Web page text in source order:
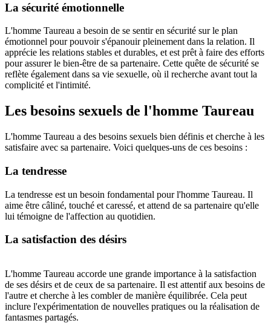
La sécurité émotionnelle
L'homme Taureau a besoin de se sentir en sécurité sur le plan
émotionnel pour pouvoir s'épanouir pleinement dans la relation. Il
apprécie les relations stables et durables, et est prêt à faire des efforts
pour assurer le bien-être de sa partenaire. Cette quête de sécurité se
reflète également dans sa vie sexuelle, où il recherche avant tout la
complicité et l'intimité.
Les besoins sexuels de l'homme Taureau
L'homme Taureau a des besoins sexuels bien définis et cherche à les
satisfaire avec sa partenaire. Voici quelques-uns de ces besoins :
La tendresse
La tendresse est un besoin fondamental pour l'homme Taureau. Il
aime être câliné, touché et caressé, et attend de sa partenaire qu'elle
lui témoigne de l'affection au quotidien.
La satisfaction des désirs
L'homme Taureau accorde une grande importance à la satisfaction
de ses désirs et de ceux de sa partenaire. Il est attentif aux besoins de
l'autre et cherche à les combler de manière équilibrée. Cela peut
inclure l'expérimentation de nouvelles pratiques ou la réalisation de
fantasmes partagés.